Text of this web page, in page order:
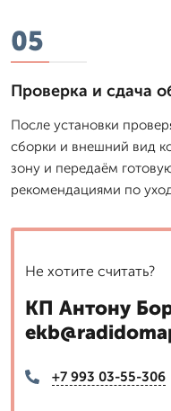
05
Проверка и сдача
После установки
сборки и внешний вид
зону и передаём
рекомендациями по
Не хотите считать?
КП Антону
+7 993 03-55-306